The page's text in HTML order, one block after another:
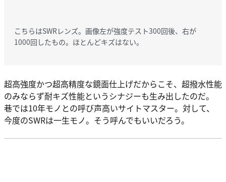
こちらはSWRレンズ。画像左が強度テスト300回後、右が
1000回したもの。ほとんどキズはない。
超高強度かつ超高精度な鏡面仕上げだからこそ、超撥水性能
のみならず耐キズ性能というシナジーも生み出したのだ。
巷では10年モノとの呼び声高いサイトマスター。対して、
今度のSWRは一生モノ。そう呼んでもいいだろう。